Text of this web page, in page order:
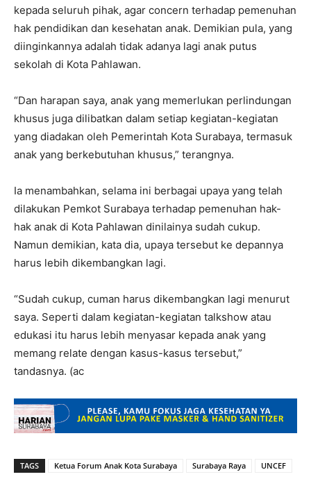
kepada seluruh pihak, agar concern terhadap pemenuhan
hak pendidikan dan kesehatan anak. Demikian pula, yang
diinginkannya adalah tidak adanya lagi anak putus
sekolah di Kota Pahlawan.
“Dan harapan saya, anak yang memerlukan perlindungan
khusus juga dilibatkan dalam setiap kegiatan-kegiatan
yang diadakan oleh Pemerintah Kota Surabaya, termasuk
anak yang berkebutuhan khusus,” terangnya.
Ia menambahkan, selama ini berbagai upaya yang telah
dilakukan Pemkot Surabaya terhadap pemenuhan hak-
hak anak di Kota Pahlawan dinilainya sudah cukup.
Namun demikian, kata dia, upaya tersebut ke depannya
harus lebih dikembangkan lagi.
“Sudah cukup, cuman harus dikembangkan lagi menurut
saya. Seperti dalam kegiatan-kegiatan talkshow atau
edukasi itu harus lebih menyasar kepada anak yang
memang relate dengan kasus-kasus tersebut,”
tandasnya. (ac
TAGS Ketua Forum Anak Kota Surabaya Surabaya Raya UNCEF